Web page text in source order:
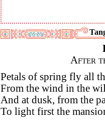
After
Petals of spring fly all
From the wind in the
And at dusk, from the
To light first the